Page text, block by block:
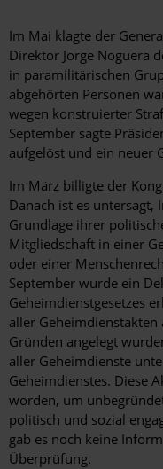
Im Mai klagte der
Direktor Jorge Noguera
in paramilitärischen
abgehörten Personen
wegen konstruierter
September sagte
aufgelöst und ein neuer
Im März billigte der
Danach ist es
Grundlage ihrer
Mitgliedschaft in einer
oder einer
September wurde ein
Geheimdienstgesetzes
aller Geheimdienstakten
Gründen angelegt
aller Geheimdienste
Geheimdienstes. Diese
worden, um
politisch und sozial
gab es noch keine
Überprüfung.